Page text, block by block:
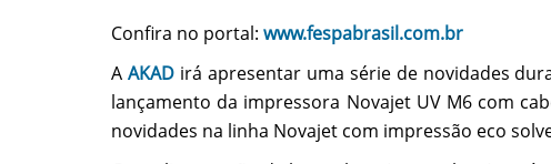
Confira no portal: www.fespabrasil.com.br
A AKADirá apresentar uma série de novidades
lançamento da impressora Novajet UV M6 com
novidades na linha Novajet com impressão eco